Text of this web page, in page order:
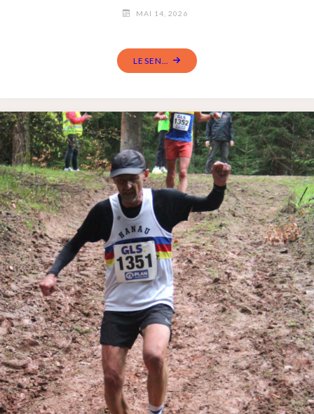
MAI 14, 2026
LESEN...